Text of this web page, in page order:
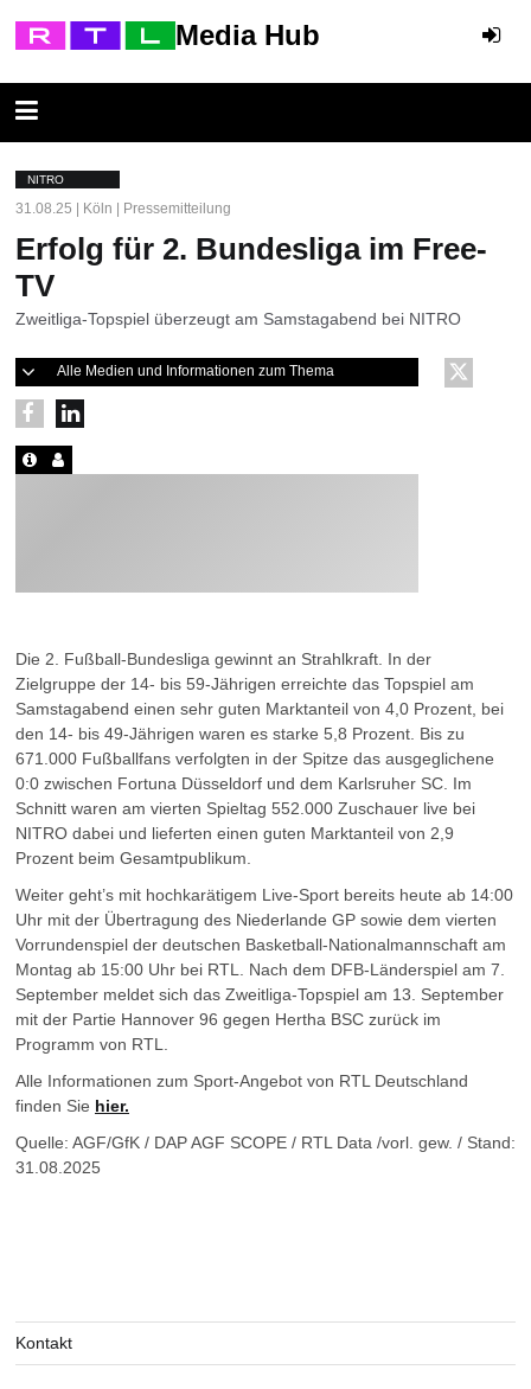
Media Hub
NITRO
31.08.25 | Köln | Pressemitteilung
Erfolg für 2. Bundesliga im Free-
TV
Zweitliga-Topspiel überzeugt am Samstagabend bei NITRO
Alle Medien und Informationen zum Thema
Die 2. Fußball-Bundesliga gewinnt an Strahlkraft. In der
Zielgruppe der 14- bis 59-Jährigen erreichte das Topspiel am
Samstagabend einen sehr guten Marktanteil von 4,0 Prozent, bei
den 14- bis 49-Jährigen waren es starke 5,8 Prozent. Bis zu
671.000 Fußballfans verfolgten in der Spitze das ausgeglichene
0:0 zwischen Fortuna Düsseldorf und dem Karlsruher SC. Im
Schnitt waren am vierten Spieltag 552.000 Zuschauer live bei
NITRO dabei und lieferten einen guten Marktanteil von 2,9
Prozent beim Gesamtpublikum.
Weiter geht’s mit hochkarätigem Live-Sport bereits heute ab 14:00
Uhr mit der Übertragung des Niederlande GP sowie dem vierten
Vorrundenspiel der deutschen Basketball-Nationalmannschaft am
Montag ab 15:00 Uhr bei RTL. Nach dem DFB-Länderspiel am 7.
September meldet sich das Zweitliga-Topspiel am 13. September
mit der Partie Hannover 96 gegen Hertha BSC zurück im
Programm von RTL.
Alle Informationen zum Sport-Angebot von RTL Deutschland
finden Sie hier.
Quelle: AGF/GfK / DAP AGF SCOPE / RTL Data /vorl. gew. / Stand:
31.08.2025
Kontakt